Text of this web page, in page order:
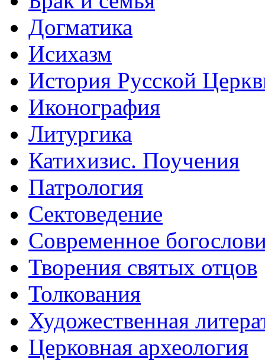
Догматика
Исихазм
История Русской
Иконография
Литургика
Катихизис. Поучения
Патрология
Сектоведение
Современное
Творения святых отцов
Толкования
Художественная
Церковная археология